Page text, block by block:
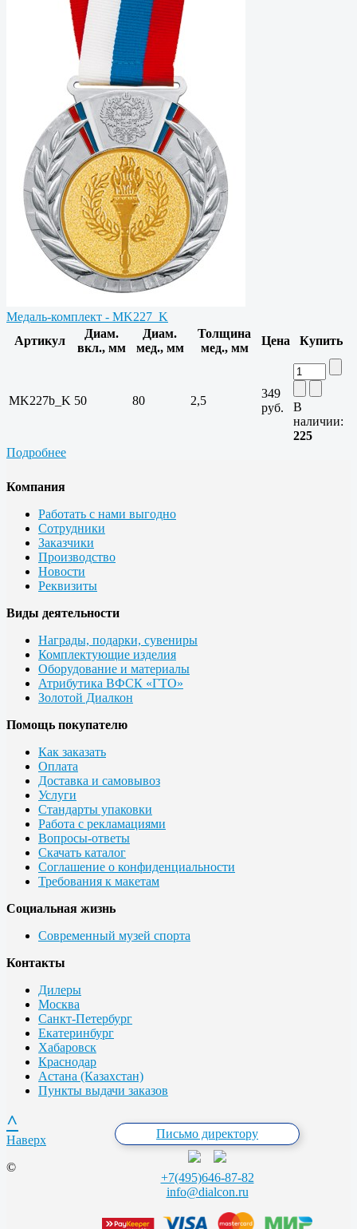
Медаль-комплект - MK227_K
Артикул
Диам.
вкл., мм
Диам.
мед., мм
Толщина
мед., мм
Цена Купить
MK227b_K 50 80 2,5
349
руб.
В
наличии:
225
Подробнее
Компания
Работать с нами выгодно
Сотрудники
Заказчики
Производство
Новости
Реквизиты
Виды деятельности
Награды, подарки, сувениры
Комплектующие изделия
Оборудование и материалы
Атрибутика ВФСК «ГТО»
Золотой Диалкон
Помощь покупателю
Как заказать
Оплата
Доставка и самовывоз
Услуги
Стандарты упаковки
Работа с рекламациями
Вопросы-ответы
Скачать каталог
Соглашение о конфиденциальности
Требования к макетам
Социальная жизнь
Современный музей спорта
Контакты
Дилеры
Москва
Санкт-Петербург
Екатеринбург
Хабаровск
Краснодар
Астана (Казахстан)
Пункты выдачи заказов
Письмо директору
+7(495)646-87-82
info@dialcon.ru
^
Наверх
©